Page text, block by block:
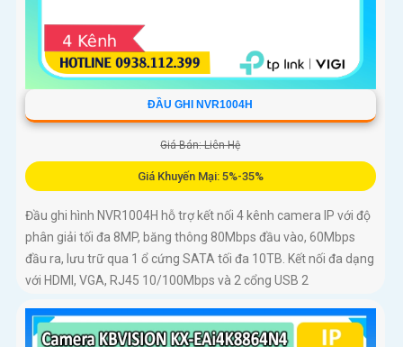
ĐẦU GHI NVR1004H
Giá Bán: Liên Hệ
Giá Khuyến Mại: 5%-35%
Đầu ghi hình NVR1004H hỗ trợ kết nối 4 kênh camera IP với độ
phân giải tối đa 8MP, băng thông 80Mbps đầu vào, 60Mbps
đầu ra, lưu trữ qua 1 ổ cứng SATA tối đa 10TB. Kết nối đa dạng
với HDMI, VGA, RJ45 10/100Mbps và 2 cổng USB 2